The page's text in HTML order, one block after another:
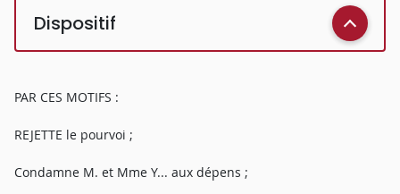
Dispositif
PAR CES MOTIFS :
REJETTE le pourvoi ;
Condamne M. et Mme Y... aux dépens ;